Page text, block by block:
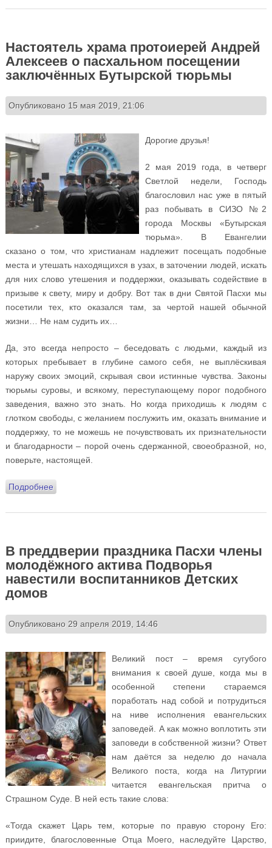
Настоятель храма протоиерей Андрей
Алексеев о пасхальном посещении
заключённых Бутырской тюрьмы
Опубликовано 15 мая 2019, 21:06
Дорогие друзья!
2 мая 2019 года, в четверг
Светлой недели, Господь
благословил нас уже в пятый
раз побывать в СИЗО №2
города Москвы «Бутырская
тюрьма». В Евангелии
сказано о том, что христианам надлежит посещать подобные
места и утешать находящихся в узах, в заточении людей, искать
для них слово утешения и поддержки, оказывать содействие в
призыве к свету, миру и добру. Вот так в дни Святой Пасхи мы
посетили тех, кто оказался там, за чертой нашей обычной
жизни… Не нам судить их…
Да, это всегда непросто – беседовать с людьми, каждый из
которых пребывает в глубине самого себя, не выплёскивая
наружу своих эмоций, скрывая свои истинные чувства. Законы
тюрьмы суровы, и всякому, переступающему порог подобного
заведения, важно это знать. Но когда приходишь к людям с
глотком свободы, с желанием послужить им, оказать внимание и
поддержку, то не можешь не почувствовать их признательности
и благодарности – порой очень сдержанной, своеобразной, но,
поверьте, настоящей.
Подробнеео Настоятель храма протоиерей Андрей Алексеев о
тюрьмы
В преддверии праздника Пасхи члены
молодёжного актива Подворья
навестили воспитанников Детских
домов
Опубликовано 29 апреля 2019, 14:46
Великий пост – время сугубого
внимания к своей душе, когда мы в
особенной степени стараемся
поработать над собой и потрудиться
на ниве исполнения евангельских
заповедей. А как можно воплотить эти
заповеди в собственной жизни? Ответ
нам даётся за неделю до начала
Великого поста, когда на Литургии
читается евангельская притча о
Страшном Суде. В ней есть такие слова:
«Тогда скажет Царь тем, которые по правую сторону Его:
приидите, благословенные Отца Моего, наследуйте Царство,